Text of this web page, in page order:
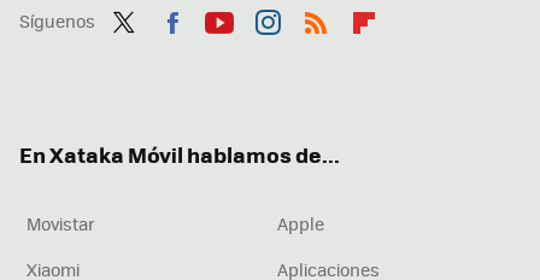
Síguenos
En Xataka Móvil hablamos de...
Movistar
Apple
Xiaomi
Aplicaciones